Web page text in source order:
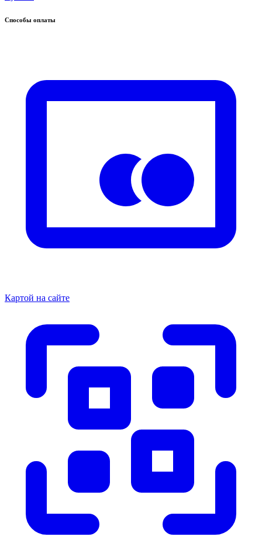
Способы оплаты
Картой на сайте